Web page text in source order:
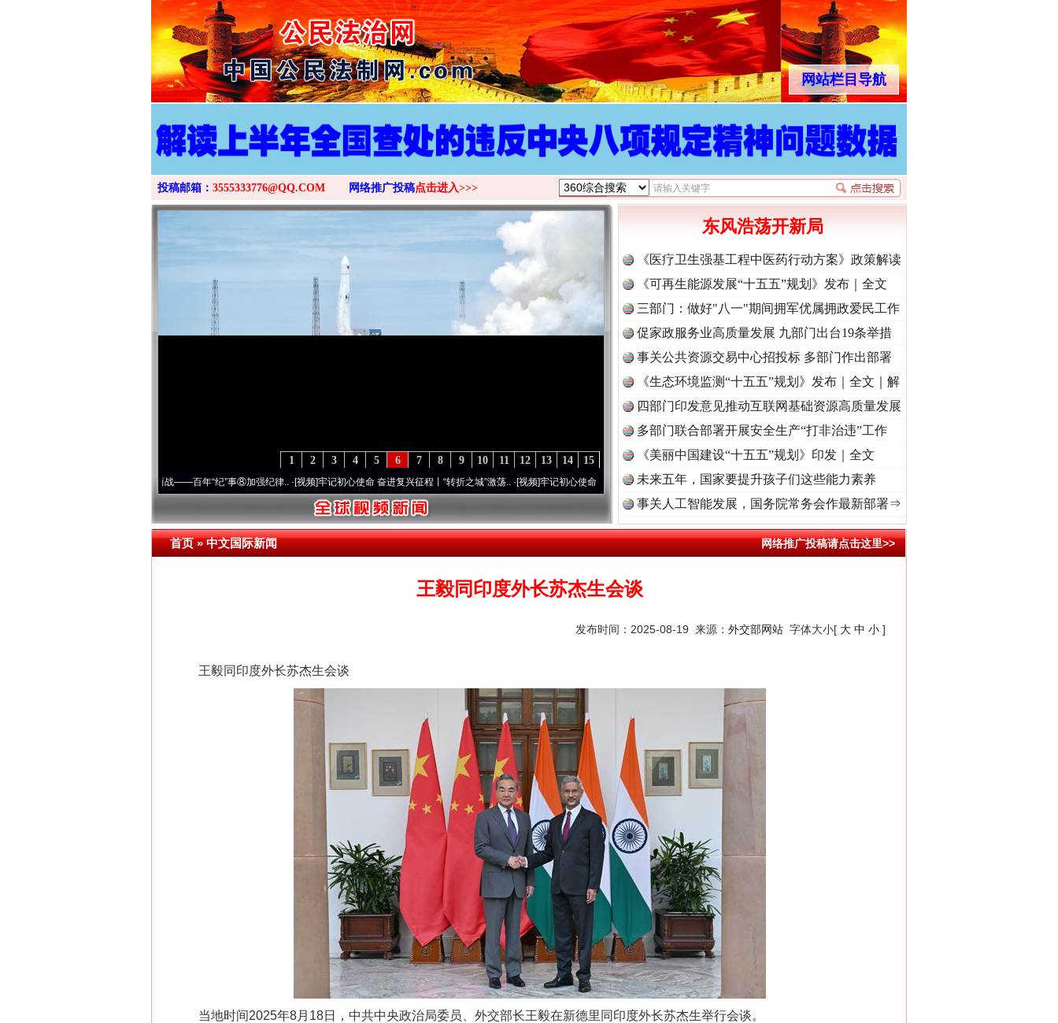
>
网站栏目导航
投稿邮箱： 3555333776@QQ.COM 网络推广投稿点击进入>>>
15
14
13
12
11
10
9
8
7
6
5
4
3
2
1
因党而生 为党而战——百年“纪”事⑧加强纪律..·[视频]牢记初心使命 奋进复兴征程丨“转折之城”激荡..·[视频]牢记初心使命 奋进复兴征程丨红船起航处 潮起..·[视频]一首歌的时间，读懂乐至的“诗与远方”·[视频]
东风浩荡开新局
《医疗卫生强基工程中医药行动方案》政策解读
《可再生能源发展“十五五”规划》发布｜全文
三部门：做好"八一"期间拥军优属拥政爱民工作
促家政服务业高质量发展 九部门出台19条举措
事关公共资源交易中心招投标 多部门作出部署
《生态环境监测“十五五”规划》发布｜全文｜解
读
四部门印发意见推动互联网基础资源高质量发展
多部门联合部署开展安全生产“打非治违”工作
《美丽中国建设“十五五”规划》印发｜全文
未来五年，国家要提升孩子们这些能力素养
事关人工智能发展，国务院常务会作最新部署⇒
首页»中文国际新闻 网络推广投稿请点击这里>>
王毅同印度外长苏杰生会谈
发布时间：2025-08-19 来源： 外交部网站 字体大小[ 大 中 小 ]
王毅同印度外长苏杰生会谈
当地时间2025年8月18日，中共中央政治局委员、外交部长王毅在新德里同印度外长苏杰生举行会谈。